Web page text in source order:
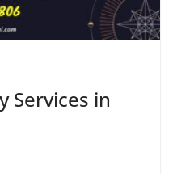
Services in